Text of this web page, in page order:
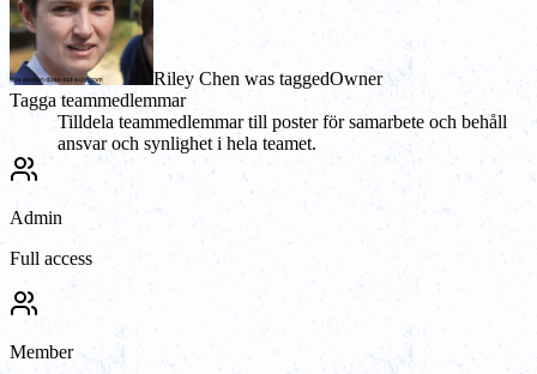
Riley Chen was taggedOwner
Tagga teammedlemmar
Tilldela teammedlemmar till poster för samarbete och behåll
ansvar och synlighet i hela teamet.
Admin
Full access
Member